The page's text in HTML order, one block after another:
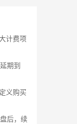
计费项
期到
义购买
后，续